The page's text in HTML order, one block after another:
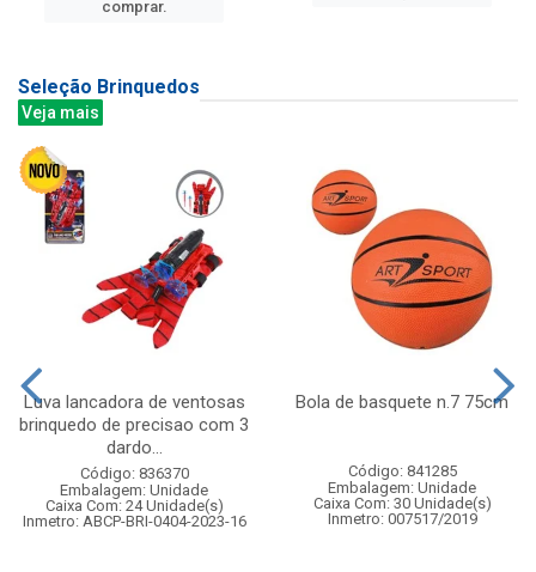
comprar.
Seleção Brinquedos
Veja mais
Luva lancadora de ventosas
brinquedo de precisao com 3
dardo...
Código: 836370
Embalagem: Unidade
Caixa Com: 24 Unidade(s)
Inmetro: ABCP-BRI-0404-2023-16
Bola de basquete n.7 75cm
Código: 841285
Embalagem: Unidade
Caixa Com: 30 Unidade(s)
Inmetro: 007517/2019